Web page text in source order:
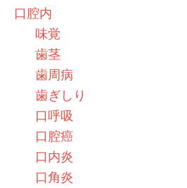
口腔内
味覚
歯茎
歯周病
歯ぎしり
口呼吸
口腔癌
口内炎
口角炎